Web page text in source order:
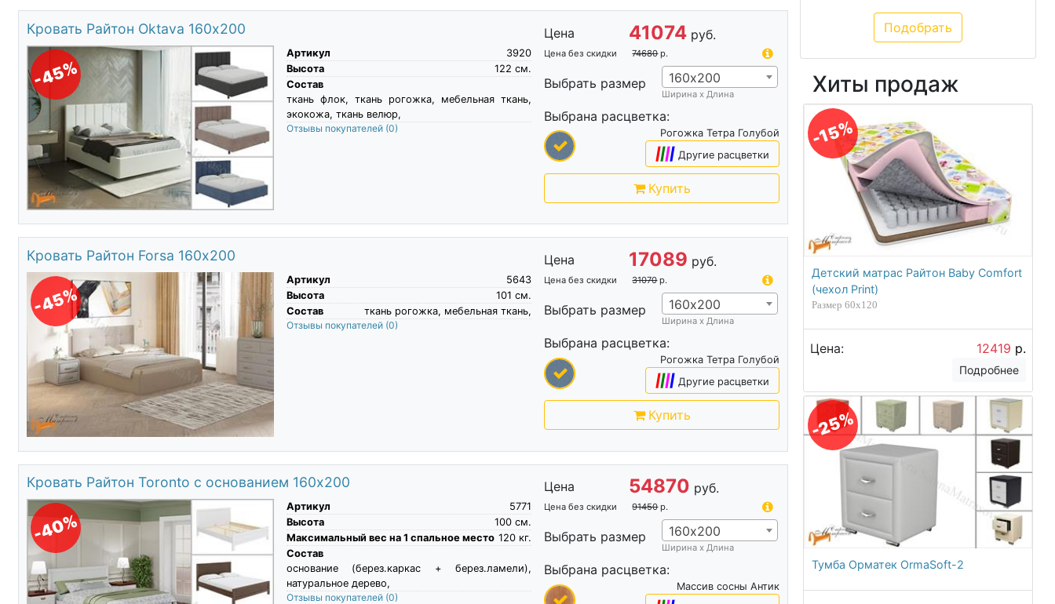
Кровать Райтон Oktava 160х200
-45%
Артикул
3920
Высота
см.
122
Состав
ткань флок, ткань рогожка, мебельная ткань,
экокожа, ткань велюр,
Отзывы покупателей (0)
Цена 41074 руб.
Цена без скидки 74680 р.
Выбрать размер 160х200
Ширина х Длина
Выбрана расцветка:
Рогожка Тетра Голубой
|||| Другие расцветки
Купить
Кровать Райтон Forsa 160х200
-45%
Артикул
5643
Высота
см.
101
Состав
ткань рогожка, мебельная ткань,
Отзывы покупателей (0)
Цена 17089 руб.
Цена без скидки 31070 р.
Выбрать размер 160х200
Ширина х Длина
Выбрана расцветка:
Рогожка Тетра Голубой
|||| Другие расцветки
Купить
Кровать Райтон Toronto с основанием 160х200
-40%
Артикул
5771
Высота
см.
100
Максимальный вес на 1 спальное место
кг.
120
Состав
основание (берез.каркас + берез.ламели),
натуральное дерево,
Отзывы покупателей (0)
Цена 54870 руб.
Цена без скидки 91450 р.
Выбрать размер 160х200
Ширина х Длина
Выбрана расцветка:
Массив сосны Антик
Хиты продаж
-15%
Детский матрас Райтон Baby Comfort
(чехол Print)
Размер 60х120
Цена: 12419 р.
Подробнее
-25%
Тумба Орматек OrmaSoft-2